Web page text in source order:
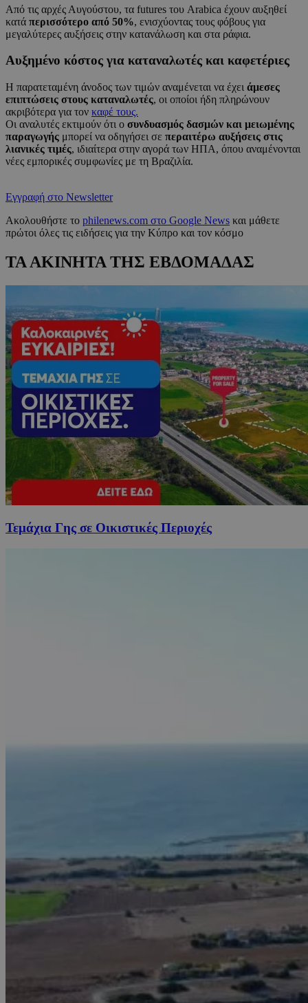
Από τις αρχές Αυγούστου, τα futures του Arabica έχουν αυξηθεί
κατά περισσότερο από 50%, ενισχύοντας τους φόβους για
μεγαλύτερες αυξήσεις στην κατανάλωση και στα ράφια.
Αυξημένο κόστος για καταναλωτές και καφετέριες
Η παρατεταμένη άνοδος των τιμών αναμένεται να έχει άμεσες
επιπτώσεις στους καταναλωτές, οι οποίοι ήδη πληρώνουν
ακριβότερα για τον καφέ τους.
Οι αναλυτές εκτιμούν ότι ο συνδυασμός δασμών και μειωμένης
παραγωγής μπορεί να οδηγήσει σε περαιτέρω αυξήσεις στις
λιανικές τιμές, ιδιαίτερα στην αγορά των ΗΠΑ, όπου αναμένονται
νέες εμπορικές συμφωνίες με τη Βραζιλία.
Εγγραφή στο Newsletter
Ακολουθήστε το philenews.com στο Google News και μάθετε
πρώτοι όλες τις ειδήσεις για την Κύπρο και τον κόσμο
ΤΑ ΑΚΙΝΗΤΑ ΤΗΣ ΕΒΔΟΜΑΔΑΣ
Τεμάχια Γης σε Οικιστικές Περιοχές